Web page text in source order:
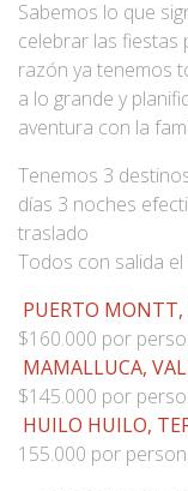
Sabemos lo que
celebrar las fiestas
razón ya tenemos
a lo grande y
aventura con la
Tenemos 3
días 3 noches
traslado
Todos con salida
PUERTO MONTT,
$160.000 por
MAMALLUCA,
$145.000 por
HUILO HUILO,
155.000 por